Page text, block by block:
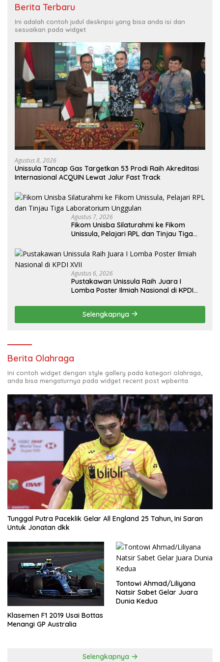
Berita Terbaru
Ini adalah contoh judul deskripsi yang bisa anda isi dan
sesuaikan pada widget
Agustus 8, 2026
Unissula Tancap Gas Targetkan 53 Prodi Raih Akreditasi
Internasional ACQUIN Lewat Jalur Fast Track
Agustus 7, 2026
Fikom Unisba Silaturahmi ke Fikom
Unissula, Pelajari RPL dan Tinjau Tiga
Agustus 6, 2026
Pustakawan Unissula Raih Juara I
Lomba Poster Ilmiah Nasional di KPDI
Selengkapnya
Berita Olahraga
Ini contoh widget dengan style gallery pada kategori olahraga,
anda bisa mengaturnya pada widget recent post wpberita.
Tunggal Putra Paceklik Gelar All England 25 Tahun, Ini Saran
Untuk Jonatan dkk
Klasemen F1 2019 Usai Bottas
Menangi GP Australia
Tontowi Ahmad/Liliyana
Natsir Sabet Gelar Juara
Dunia Kedua
Selengkapnya